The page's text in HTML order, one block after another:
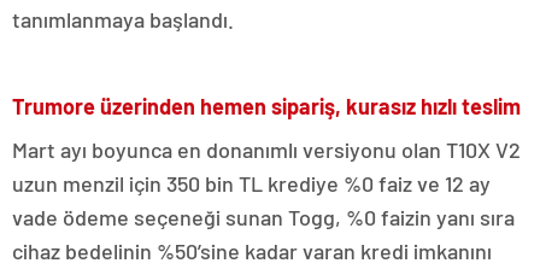
tanımlanmaya başlandı.
Trumore üzerinden hemen sipariş, kurasız hızlı teslim
Mart ayı boyunca en donanımlı versiyonu olan T10X V2
uzun menzil için 350 bin TL krediye %0 faiz ve 12 ay
vade ödeme seçeneği sunan Togg, %0 faizin yanı sıra
cihaz bedelinin %50’sine kadar varan kredi imkanını